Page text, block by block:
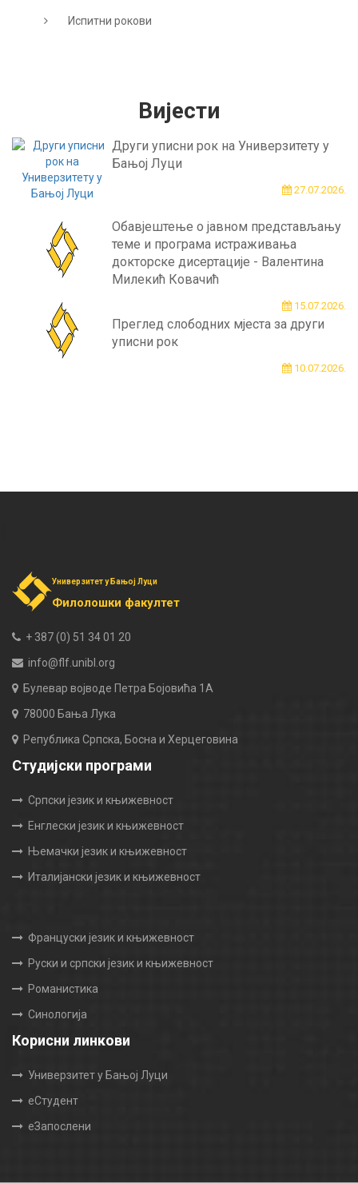
Испитни рокови
Вијести
Други уписни рок на Универзитету у
Бањој Луци
27.07.2026.
Обавјештење о јавном представљању
теме и програма истраживања
докторске дисертације - Валентина
Милекић Ковачић
15.07.2026.
Преглед слободних мјеста за други
уписни рок
10.07.2026.
Универзитет у Бањој Луци
Филолошки факултет
+ 387 (0) 51 34 01 20
info@flf.unibl.org
Булевар војводе Петра Бојовића 1А
78000 Бања Лука
Република Српска, Босна и Херцеговина
Студијски програми
Српски језик и књижевност
Енглески језик и књижевност
Њемачки језик и књижевност
Италијански језик и књижевност
Француски језик и књижевност
Руски и српски језик и књижевност
Романистика
Синологија
Корисни линкови
Универзитет у Бањој Луци
еСтудент
еЗапослени